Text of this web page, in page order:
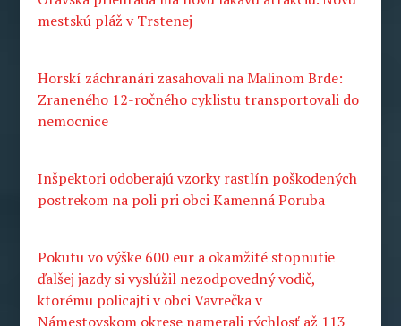
mestskú pláž v Trstenej
Horskí záchranári zasahovali na Malinom Brde:
Zraneného 12-ročného cyklistu transportovali do
nemocnice
Inšpektori odoberajú vzorky rastlín poškodených
postrekom na poli pri obci Kamenná Poruba
Pokutu vo výške 600 eur a okamžité stopnutie
ďalšej jazdy si vyslúžil nezodpovedný vodič,
ktorému policajti v obci Vavrečka v
Námestovskom okrese namerali rýchlosť až 113